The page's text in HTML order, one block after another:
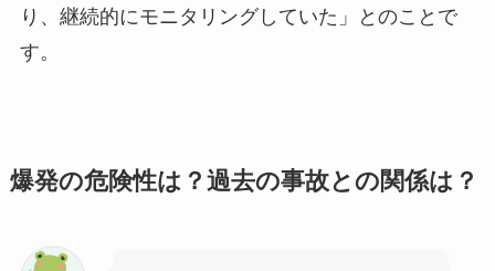
り、継続的にモニタリングしていた」とのことで
す。
爆発の危険性は？過去の事故との関係は？